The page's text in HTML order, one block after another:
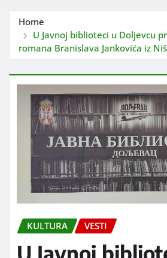
Home
U Javnoj biblioteci u Doljevcu
romana Branislava Jankovića iz
KULTURA VESTI
U Javnoj